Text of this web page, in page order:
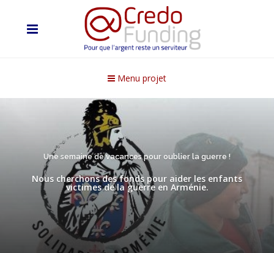
Menu projet
Une semaine de vacances pour oublier la guerre !
Nous cherchons des fonds pour aider les enfants
victimes de la guerre en Arménie.